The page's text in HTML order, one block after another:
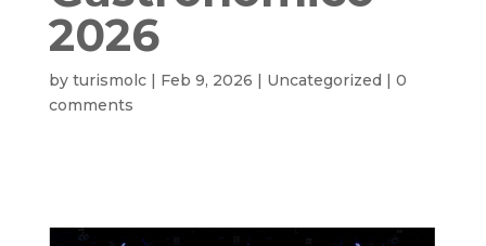
2026
by turismolc| Feb 9, 2026 | Uncategorized | 0
comments